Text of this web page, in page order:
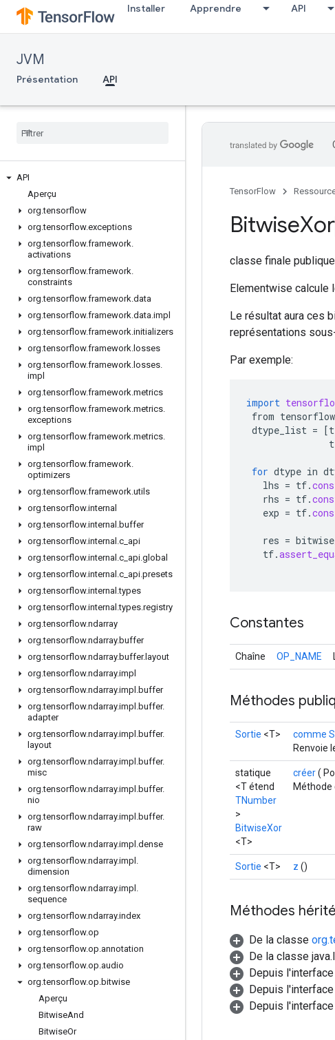
Installer Apprendre API
JVM
Présentation API
API
Aperçu
org.tensorflow
org.tensorflow.exceptions
org.tensorflow.framework.
activations
org.tensorflow.framework.
constraints
org.tensorflow.framework.data
org.tensorflow.framework.data.impl
org.tensorflow.framework.initializers
org.tensorflow.framework. losses
org.tensorflow.framework. losses.
impl
org.tensorflow.framework.metrics
org.tensorflow.framework.metrics.
exceptions
org.tensorflow.framework.metrics.
impl
org.tensorflow.framework.
optimizers
org.tensorflow.framework.utils
org.tensorflow.internal
org.tensorflow.internal .buffer
org.tensorflow.internal .c api
org.tensorflow.internal .c api.global
org.tensorflow.internal .c api.presets
org.tensorflow.internal .types
org.tensorflow.internal .types.registry
org.tensorflow.ndarray
org.tensorflow.ndarray.buffer
org.tensorflow.ndarray.buffer. layout
org.tensorflow.ndarray.impl
org.tensorflow.ndarray.impl .buffer
org.tensorflow.ndarray.impl .buffer.
adapter
org.tensorflow.ndarray.impl .buffer.
layout
org.tensorflow.ndarray.impl .buffer.
misc
org.tensorflow.ndarray.impl .buffer.
nio
org.tensorflow.ndarray.impl .buffer.
raw
org.tensorflow.ndarray.impl .dense
org.tensorflow.ndarray.impl .
dimension
org.tensorflow.ndarray.impl .
sequence
org.tensorflow.ndarray.index
org.tensorflow.op
org.tensorflow.op.annotation
org.tensorflow.op.audio
org.tensorflow.op.bitwise
Aperçu
BitwiseAnd
BitwiseOr
TensorFlow
BitwiseXor
classe finale publique
Elementwise calcule
Le résultat aura ces
représentations
Par exemple:
import
from tensorflow
dtype_list = [
for dtype in
lhs = tf.
rhs = tf.
exp = tf.
res =
tf.
Constantes
Chaîne OP_NAME
Méthodes
Sortie <T> comme
Renvoie
statique
<T étend
TNumber
>
BitwiseXor
<T>
créer(
Méthode
Sortie <T> z ()
Méthodes
De la classe
De la classe
Depuis l'interface
Depuis l'interface
Depuis l'interface